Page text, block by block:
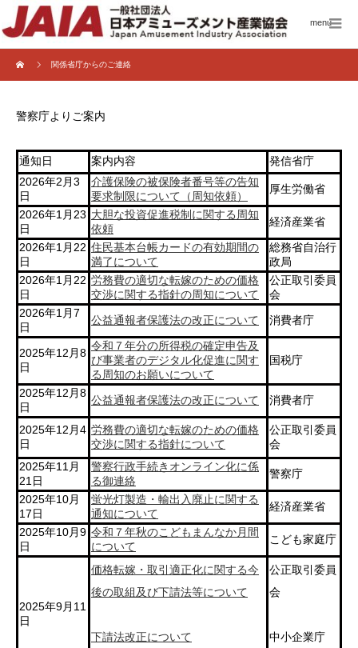
menu
関係省庁からのご連絡
警察庁よりご案内
通知日 案内内容
発信省庁
2026年2月3
日
介護保険の被保険者番号等の告知
要求制限について（周知依頼）
厚生労働省
2026年1月23
日
大胆な投資促進税制に関する周知
依頼
経済産業省
2026年1月22
日
住民基本台帳カードの有効期間の
満了について
総務省自治行
政局
2026年1月22
日
労務費の適切な転嫁のための価格
交渉に関する指針の周知について
公正取引委員
会
2026年1月7
日
公益通報者保護法の改正について 消費者庁
2025年12月8
日
令和７年分の所得税の確定申告及
び事業者のデジタル化促進に関す
る周知のお願いについて
国税庁
2025年12月8
日
公益通報者保護法の改正について 消費者庁
2025年12月4
日
労務費の適切な転嫁のための価格
交渉に関する指針について
公正取引委員
会
2025年11月
21日
警察行政手続きオンライン化に係
る御連絡
警察庁
2025年10月
17日
蛍光灯製造・輸出入廃止に関する
通知について
経済産業省
2025年10月9
日
令和７年秋のこどもまんなか月間
について
こども家庭庁
2025年9月11
日
価格転嫁・取引適正化に関する今
後の取組及び下請法等について
下請法改正について
公正取引委員
会
中小企業庁